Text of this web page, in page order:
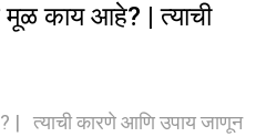
काय आहे? | त्याची
त्याची कारणे आणि उपाय जाणून